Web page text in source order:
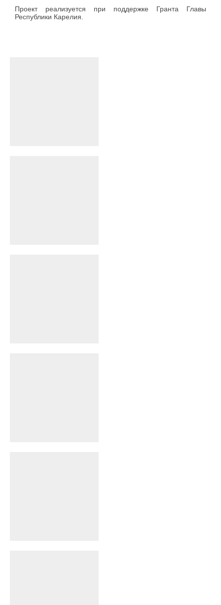
Проект реализуется при поддержке Гранта Главы
Республики Карелия.